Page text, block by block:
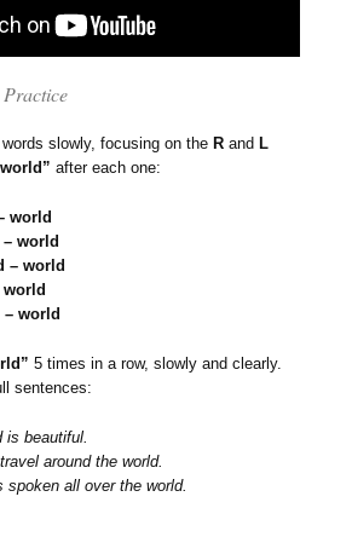
slowly, focusing on the R and L
after each one:
world
world
– world
world
world
5 times in a row, slowly and clearly.
sentences:
is beautiful.
around the world.
spoken all over the world.